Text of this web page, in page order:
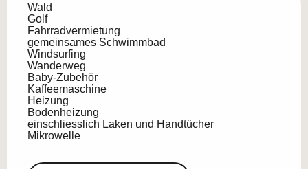
Wald
Golf
Fahrradvermietung
gemeinsames Schwimmbad
Windsurfing
Wanderweg
Baby-Zubehör
Kaffeemaschine
Heizung
Bodenheizung
einschliesslich Laken und Handtücher
Mikrowelle